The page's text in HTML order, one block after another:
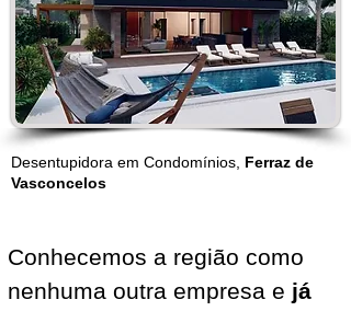
Desentupidora em Condomínios, Ferraz de
Vasconcelos
Conhecemos a região como
nenhuma outra empresa e já